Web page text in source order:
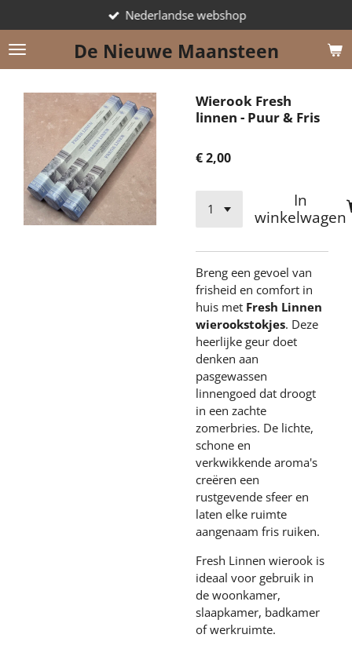
direct
naar
de
De Nieuwe Maansteen
Nederlandse webshop
Wierook Fresh
linnen - Puur & Fris
€ 2,00
In
winkelwagen
Breng een gevoel van
frisheid en comfort in
huis met Fresh Linnen
wierookstokjes. Deze
heerlijke geur doet
denken aan
pasgewassen
linnengoed dat droogt
in een zachte
zomerbries. De lichte,
schone en
verkwikkende aroma's
creëren een
rustgevende sfeer en
laten elke ruimte
aangenaam fris ruiken.
Fresh Linnen wierook is
ideaal voor gebruik in
de woonkamer,
slaapkamer, badkamer
of werkruimte.